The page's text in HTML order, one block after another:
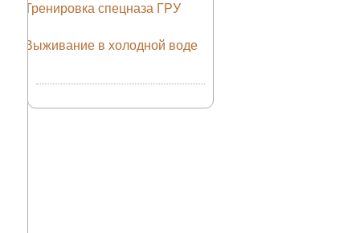
Тренировка спецназа ГРУ
Выживание в холодной воде